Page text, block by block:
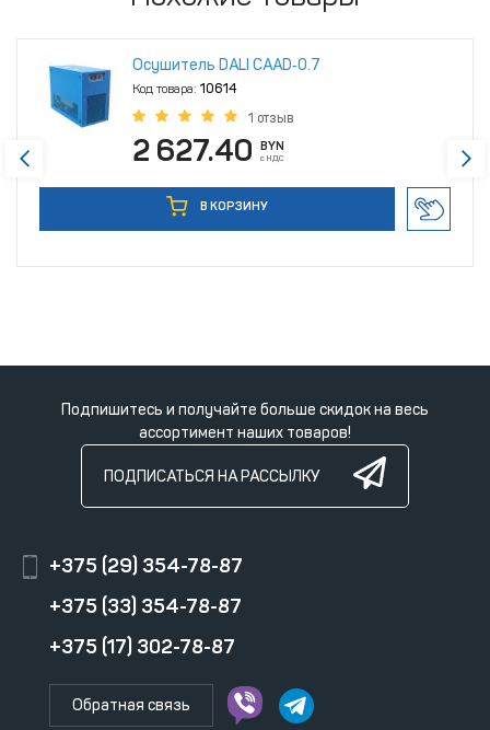
Осушитель DALI CAAD‑0.7
Код товара: 10614
1 отзыв
2 627.40 BYN
с НДС
В КОРЗИНУ
Подпишитесь и получайте больше скидок на весь
ассортимент наших товаров!
ПОДПИСАТЬСЯ НА РАССЫЛКУ
+375 (29) 354-78-87
+375 (33) 354-78-87
+375 (17) 302-78-87
Обратная связь